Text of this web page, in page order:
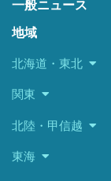
一般ニュース
地域
北海道・東北
関東
北陸・甲信越
東海